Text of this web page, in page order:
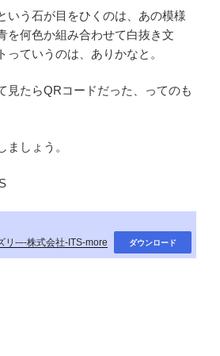
いう石が目をひくのは、あの模様
を何色か組み合わせて白抜き文
っていうのは、ありかなと。
見たらQRコードだった、ってのも
ましょう。
リ-–-株式会社-ITS-more ダウンロード